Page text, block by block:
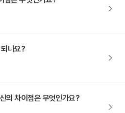
나요?
의 차이점은 무엇인가요?